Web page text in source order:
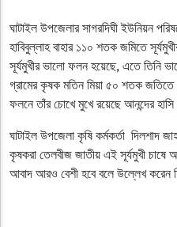
ঘাটাইল উপজেলার সাগরদিঘী ইউনিয়ন
হাবিবুল্লাহ বাহার ১১০ শতক জমিতে
সূর্যমুখীর ভালো ফলন হয়েছে, এতে তিনি
গ্রামের কৃষক মতিন মিয়া ৫০ শতক জতিতে
ফলনে তাঁর চোখে মুখে রয়েছে আনন্দের
ঘাটাইল উপজেলা কৃষি কর্মকর্তা দিলশাদ
কৃষকরা তেলবীজ জাতীয় এই সূর্যমুখী চাষে
আবাদ আরও বেশী হবে বলে উল্লেখ করেন